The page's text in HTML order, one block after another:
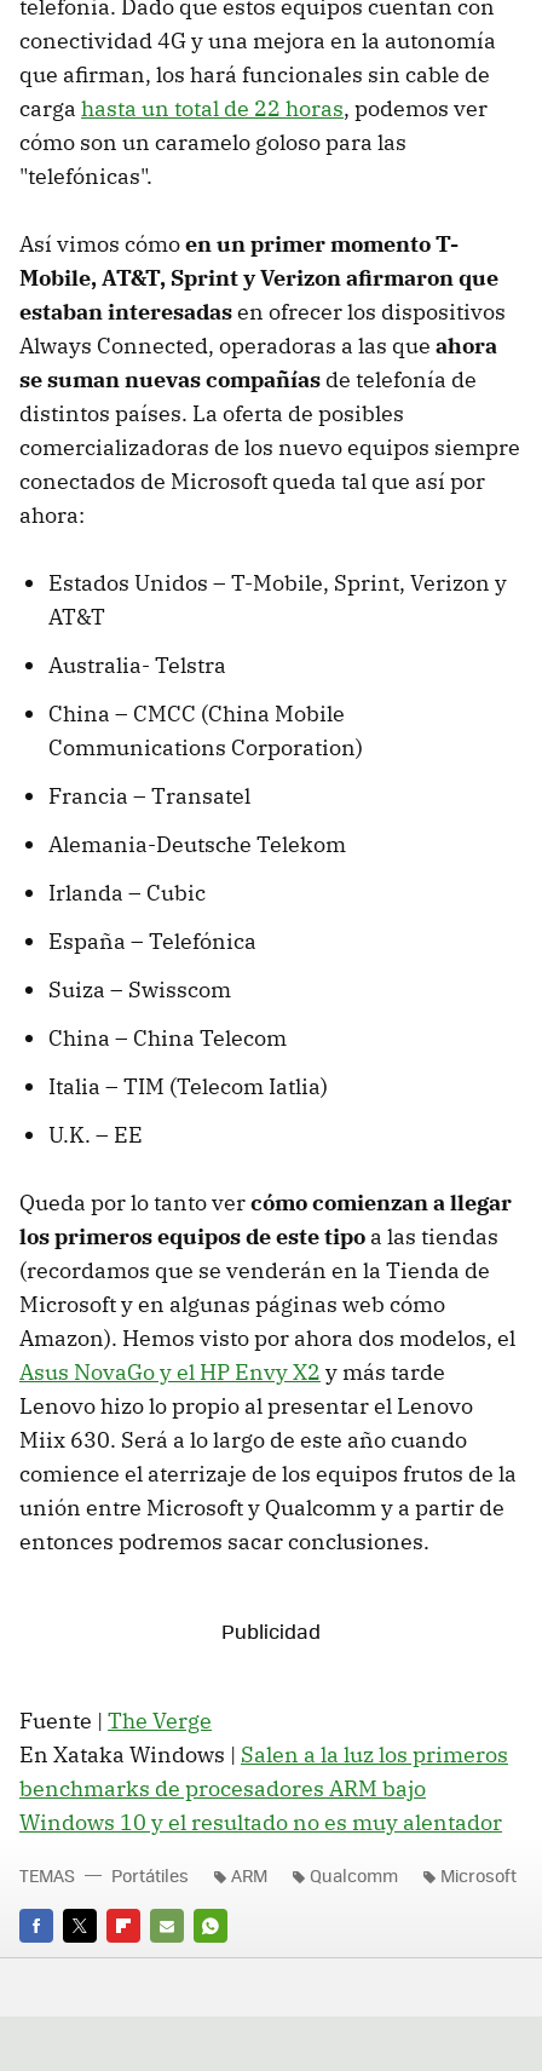
telefonía. Dado que estos equipos cuentan con
conectividad 4G y una mejora en la autonomía
que afirman, los hará funcionales sin cable de
carga hasta un total de 22 horas, podemos ver
cómo son un caramelo goloso para las
"telefónicas".
Así vimos cómoen un primer momento T-
Mobile, AT&T, Sprint y Verizon afirmaron que
estaban interesadasen ofrecer los dispositivos
Always Connected, operadoras a las que ahora
se suman nuevas compañías de telefonía de
distintos países. La oferta de posibles
comercializadoras de los nuevo equipos siempre
conectados de Microsoft queda tal que así por
ahora:
Estados Unidos – T-Mobile, Sprint, Verizon y
AT&T
Australia- Telstra
China – CMCC (China Mobile
Communications Corporation)
Francia – Transatel
Alemania-Deutsche Telekom
Irlanda – Cubic
España – Telefónica
Suiza – Swisscom
China – China Telecom
Italia – TIM (Telecom Iatlia)
U.K. – EE
Queda por lo tanto vercómo comienzan a llegar
los primeros equipos de este tipo a las tiendas
(recordamos que se venderán en la Tienda de
Microsoft y en algunas páginas web cómo
Amazon). Hemos visto por ahora dos modelos, el
Asus NovaGo y el HP Envy X2 y más tarde
Lenovo hizo lo propio al presentar el Lenovo
Miix 630. Será a lo largo de este año cuando
comience el aterrizaje de los equipos frutos de la
unión entre Microsoft y Qualcomm y a partir de
entonces podremos sacar conclusiones.
Fuente | The Verge
En Xataka Windows | Salen a la luz los primeros
benchmarks de procesadores ARM bajo
Windows 10 y el resultado no es muy alentador
FACEBOOK
TWITTERFLIPBOARD
E-
WHATSAPP
TEMAS Portátiles ARM Qualcomm Microsoft